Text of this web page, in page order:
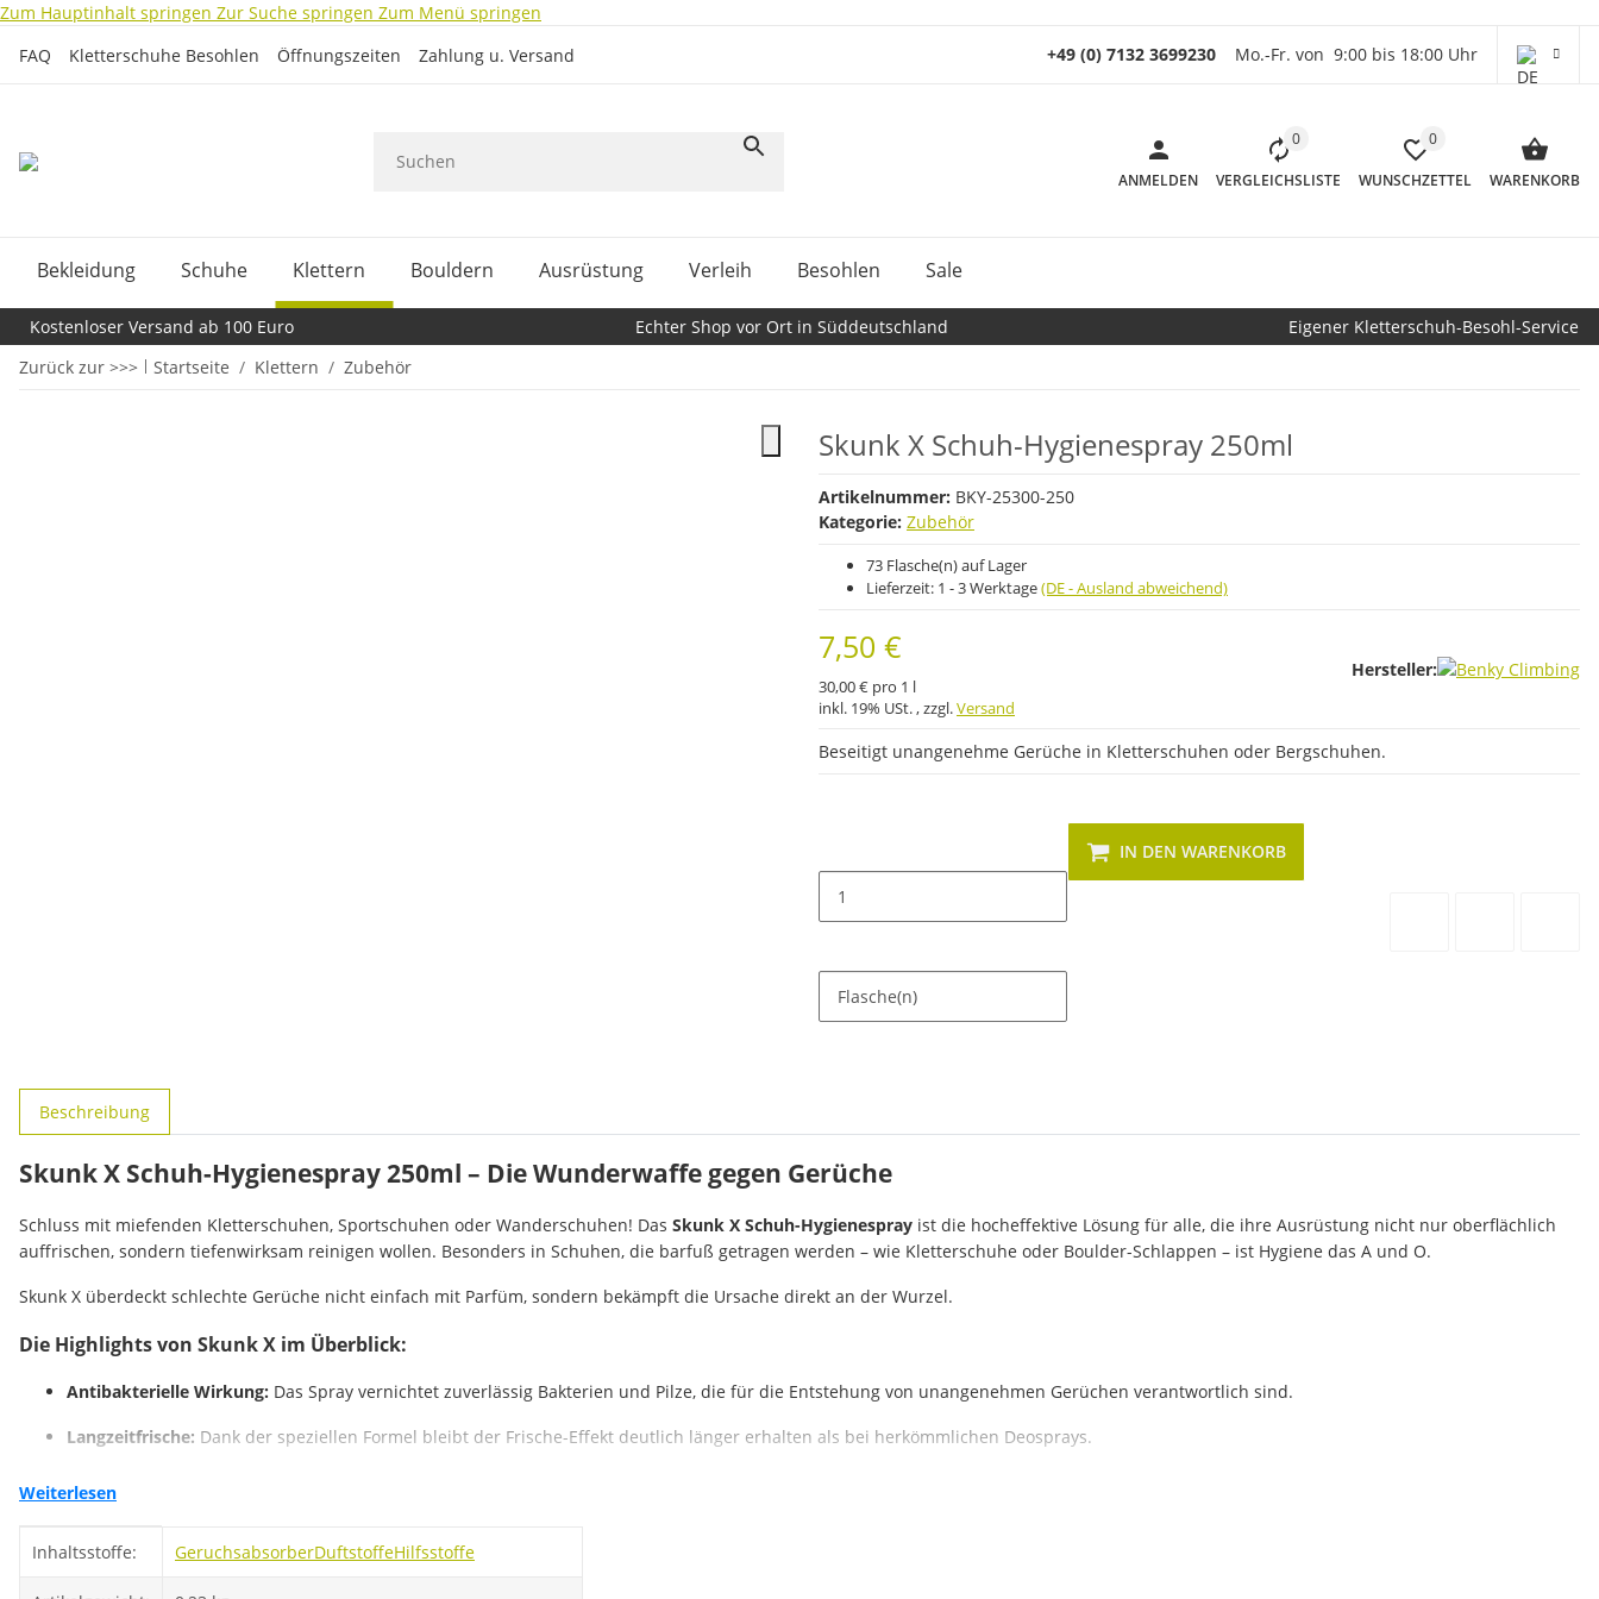
Zum Hauptinhalt springen Zur Suche springen Zum Menü springen
FAQ
Kletterschuhe Besohlen Öffnungszeiten Zahlung u. Versand +49 (0) 7132 3699230 Mo.-Fr. von 9:00 bis 18:00 Uhr
ANMELDEN
0
VERGLEICHSLISTE
0
WUNSCHZETTEL WARENKORB
Bekleidung Schuhe Klettern Bouldern Ausrüstung Verleih Besohlen Sale
Kostenloser Versand ab 100 Euro Echter Shop vor Ort in Süddeutschland
Eigener Kletterschuh-Besohl-Service
Zurück zur >>>
Startseite Klettern Zubehör
Skunk X Schuh-Hygienespray 250ml
Artikelnummer: BKY-25300-250
Kategorie: Zubehör
73 Flasche(n) auf Lager
Lieferzeit: 1 - 3 Werktage(DE - Ausland abweichend)
7,50 €
30,00 € pro 1 l
inkl. 19% USt. , zzgl.Versand
Hersteller:
Beseitigt unangenehme Gerüche in Kletterschuhen oder Bergschuhen.
Flasche(n)
IN DEN WARENKORB
Beschreibung
Skunk X Schuh-Hygienespray 250ml – Die Wunderwaffe gegen Gerüche
Schluss mit miefenden Kletterschuhen, Sportschuhen oder Wanderschuhen! Das Skunk X Schuh-Hygienespray ist die hocheffektive Lösung für alle, die ihre Ausrüstung nicht nur oberflächlich
auffrischen, sondern tiefenwirksam reinigen wollen. Besonders in Schuhen, die barfuß getragen werden – wie Kletterschuhe oder Boulder-Schlappen – ist Hygiene das A und O.
Skunk X überdeckt schlechte Gerüche nicht einfach mit Parfüm, sondern bekämpft die Ursache direkt an der Wurzel.
Die Highlights von Skunk X im Überblick:
Antibakterielle Wirkung: Das Spray vernichtet zuverlässig Bakterien und Pilze, die für die Entstehung von unangenehmen Gerüchen verantwortlich sind.
Langzeitfrische: Dank der speziellen Formel bleibt der Frische-Effekt deutlich länger erhalten als bei herkömmlichen Deosprays.
Materialschonend:
Weiterlesen
Inhaltsstoffe: GeruchsabsorberDuftstoffeHilfsstoffe